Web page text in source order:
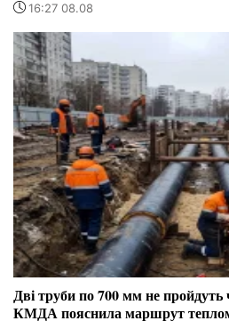
16:27 08.08
Дві труби по 700 мм не пройдуть
КМДА пояснила маршрут